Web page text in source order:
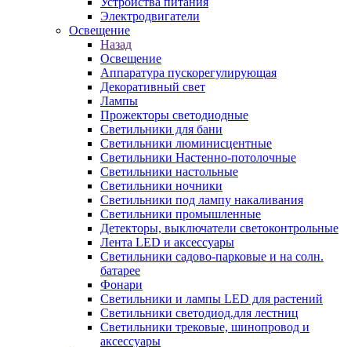
Электродвигатели
Освещение
Назад
Освещение
Аппаратура пускорегулирующая
Декоративный свет
Лампы
Прожекторы светодиодные
Светильники для бани
Светильники люминисцентные
Светильники Настенно-потолочные
Светильники настольные
Светильники ночники
Светильники под лампу накаливания
Светильники промышленные
Детекторы, выключатели светоконтрольные
Лента LED и аксессуары
Светильники садово-парковые и на солн.
батарее
Фонари
Светильники и лампы LED для растений
Светильники светодиод.для лестниц
Светильники трековые, шинопровод и
аксессуары